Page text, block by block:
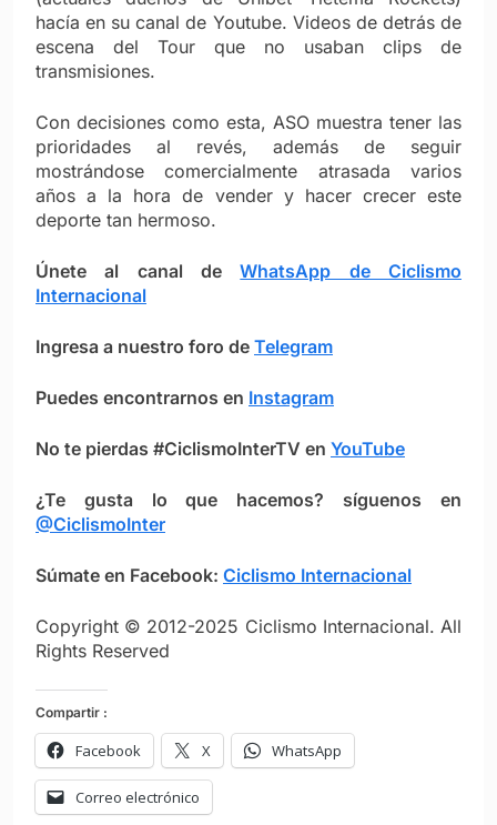
hacía en su canal de Youtube. Videos de detrás de
escena del Tour que no usaban clips de
transmisiones.
Con decisiones como esta, ASO muestra tener las
prioridades al revés, además de seguir
mostrándose comercialmente atrasada varios
años a la hora de vender y hacer crecer este
deporte tan hermoso.
Únete al canal deWhatsApp de Ciclismo
Internacional
Ingresa a nuestro foro de Telegram
Puedes encontrarnos en Instagram
No te pierdas #CiclismoInterTV en YouTube
¿Te gusta lo que hacemos? síguenos en
@CiclismoInter
Súmate en Facebook: Ciclismo Internacional
Copyright © 2012-2025 Ciclismo Internacional. All
Rights Reserved
Compartir :
Facebook X WhatsApp
Correo electrónico